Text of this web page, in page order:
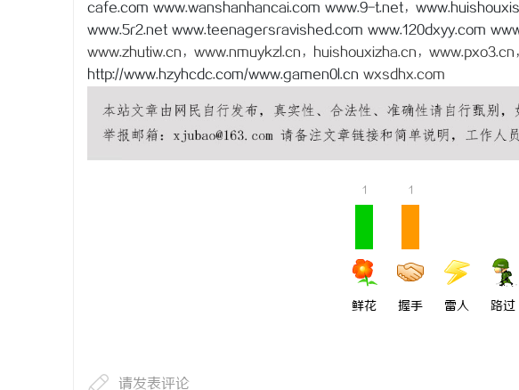
cafe.com www.wanshanhancai.com www.9-t.net，
www.5r2.net www.teenagersravished.com www.120dxyy.com
www.zhutiw.cn ， www.nmuykzl.cn ， huishouxizha.cn ， www.pxo3.cn ，
http://www.hzyhcdc.com/www.gamen0l.cn wxsdhx.com
1
鲜花
1
握手 雷人 路过
请发表评论